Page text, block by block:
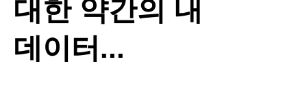
대한 약간의 내
데이터...